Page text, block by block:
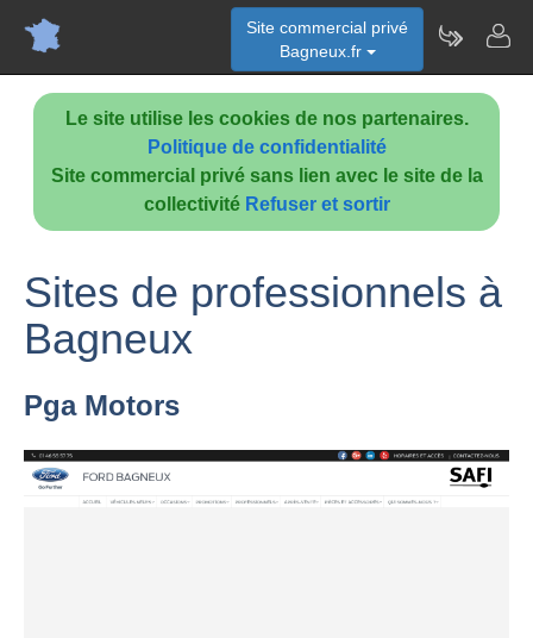
Le site utilise les cookies de nos partenaires.
Politique de confidentialité
Site commercial privé sans lien avec le site de la
collectivité Refuser et sortir
Site commercial privé
Bagneux.fr
Sites de professionnels à
Bagneux
Pga Motors